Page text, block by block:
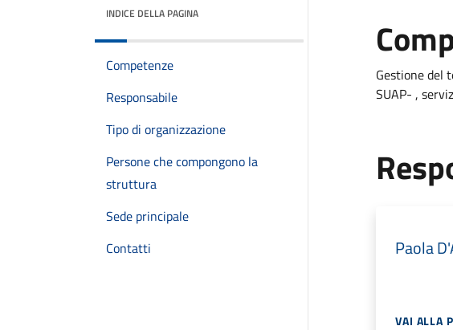
INDICE DELLA PAGINA
Competenze
Responsabile
Tipo di organizzazione
Persone che compongono la
struttura
Sede principale
Contatti
Gestione del
SUAP- ,
Paola
VAI ALLA